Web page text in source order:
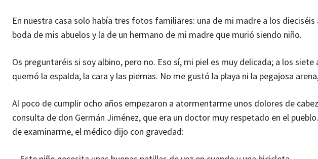
En nuestra casa solo había tres fotos familiares: una de mi madre a los
boda de mis abuelos y la de un hermano de mi madre que murió siendo niño.
Os preguntaréis si soy albino, pero no. Eso sí, mi piel es muy delicada; a los
quemó la espalda, la cara y las piernas. No me gustó la playa ni la pegajosa
Al poco de cumplir ocho años empezaron a atormentarme unos dolores de
consulta de don Germán Jiménez, que era un doctor muy respetado en el
de examinarme, el médico dijo con gravedad: